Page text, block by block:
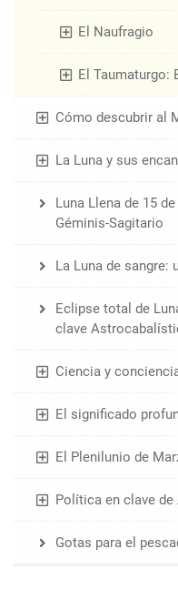
El Naufragio
El Taumaturgo:
Cómo descubrir al
La Luna y sus
Luna Llena de 15
Géminis-Sagitario
La Luna de sangre:
Eclipse total de
clave
Ciencia y
El significado
El Plenilunio de
Política en clave
Gotas para el